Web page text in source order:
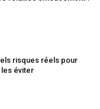
risques réels pour
éviter